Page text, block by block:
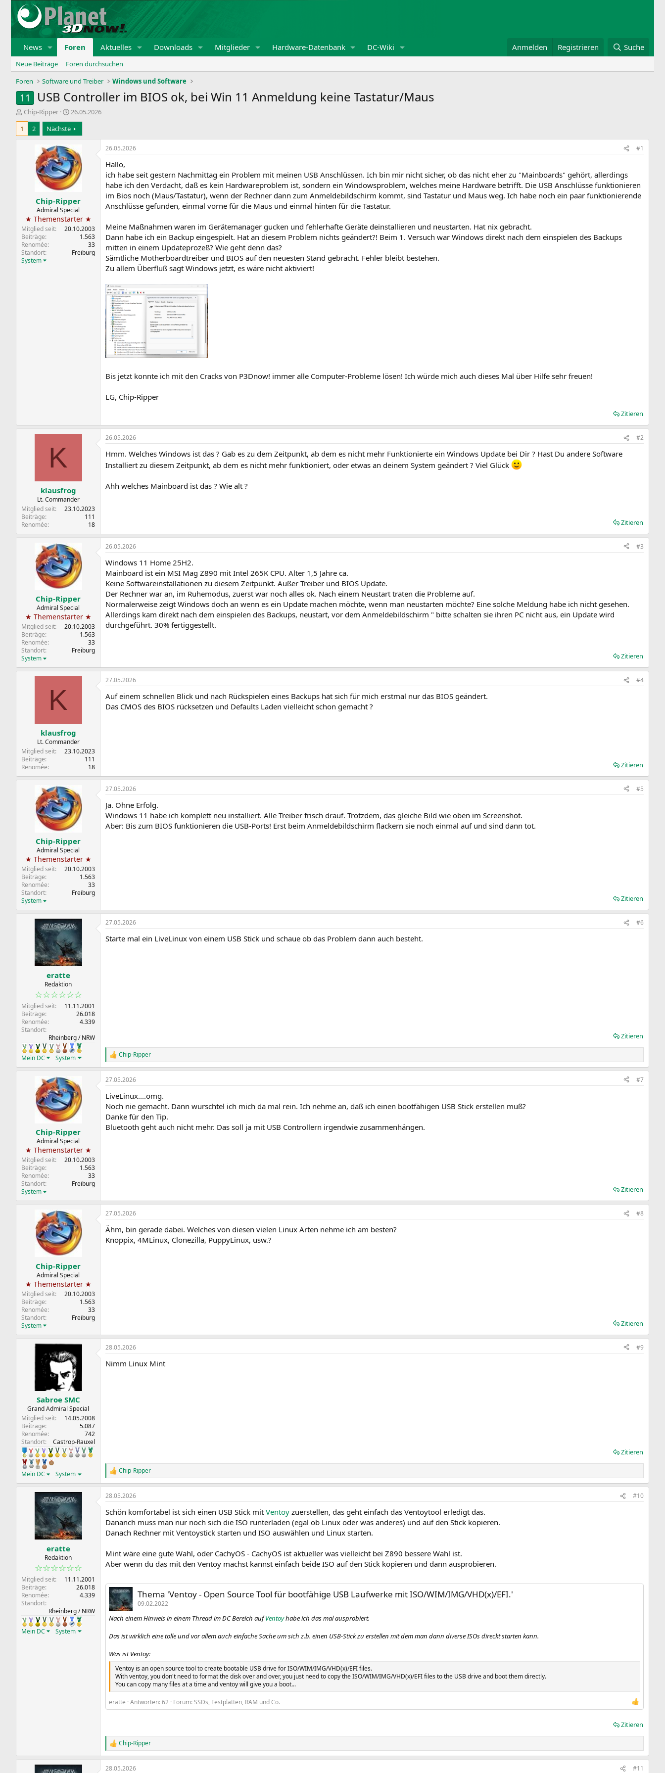
News Foren Aktuelles Downloads Mitglieder Hardware-Datenbank DC-Wiki Anmelden Registrieren Suche
Neue Beiträge
Foren durchsuchen
Foren
Software und Treiber Windows und Software
11 USB Controller im BIOS ok, bei Win 11 Anmeldung keine Tastatur/Maus
E
r
t
Chip-Ripper
E
r
s
t
e
l
l
t
a
26.05.2026
1
2 Nächste
Chip-Ripper
Admiral Special
★ Themenstarter ★
Mitglied seit
20.10.2003
Beiträge
1.563
Renomée
33
Standort
Freiburg
System
26.05.2026 #1
Hallo,
ich habe seit gestern Nachmittag ein Problem mit meinen USB Anschlüssen. Ich bin mir nicht sicher, ob das nicht eher zu "Mainboards" gehört, allerdings
habe ich den Verdacht, daß es kein Hardwareproblem ist, sondern ein Windowsproblem, welches meine Hardware betrifft. Die USB Anschlüsse funktionieren
im Bios noch (Maus/Tastatur), wenn der Rechner dann zum Anmeldebildschirm kommt, sind Tastatur und Maus weg. Ich habe noch ein paar funktionierende
Anschlüsse gefunden, einmal vorne für die Maus und einmal hinten für die Tastatur.
Meine Maßnahmen waren im Gerätemanager gucken und fehlerhafte Geräte deinstallieren und neustarten. Hat nix gebracht.
Dann habe ich ein Backup eingespielt. Hat an diesem Problem nichts geändert?! Beim 1. Versuch war Windows direkt nach dem einspielen des Backups
mitten in einem Updateprozeß? Wie geht denn das?
Sämtliche Motherboardtreiber und BIOS auf den neuesten Stand gebracht. Fehler bleibt bestehen.
Zu allem Überfluß sagt Windows jetzt, es wäre nicht aktiviert!
Bis jetzt konnte ich mit den Cracks von P3Dnow! immer alle Computer-Probleme lösen! Ich würde mich auch dieses Mal über Hilfe sehr freuen!
LG, Chip-Ripper
Zitieren
K
klausfrog
Lt. Commander
Mitglied seit
23.10.2023
Beiträge
111
Renomée
18
26.05.2026 #2
Hmm. Welches Windows ist das ? Gab es zu dem Zeitpunkt, ab dem es nicht mehr Funktionierte ein Windows Update bei Dir ? Hast Du andere Software
Installiert zu diesem Zeitpunkt, ab dem es nicht mehr funktioniert, oder etwas an deinem System geändert ? Viel Glück
Ahh welches Mainboard ist das ? Wie alt ?
Zitieren
Chip-Ripper
Admiral Special
★ Themenstarter ★
Mitglied seit
20.10.2003
Beiträge
1.563
Renomée
33
Standort
Freiburg
System
26.05.2026 #3
Windows 11 Home 25H2.
Mainboard ist ein MSI Mag Z890 mit Intel 265K CPU. Alter 1,5 Jahre ca.
Keine Softwareinstallationen zu diesem Zeitpunkt. Außer Treiber und BIOS Update.
Der Rechner war an, im Ruhemodus, zuerst war noch alles ok. Nach einem Neustart traten die Probleme auf.
Normalerweise zeigt Windows doch an wenn es ein Update machen möchte, wenn man neustarten möchte? Eine solche Meldung habe ich nicht gesehen.
Allerdings kam direkt nach dem einspielen des Backups, neustart, vor dem Anmeldebildschirm " bitte schalten sie ihren PC nicht aus, ein Update wird
durchgeführt. 30% fertiggestellt.
Zitieren
K
klausfrog
Lt. Commander
Mitglied seit
23.10.2023
Beiträge
111
Renomée
18
27.05.2026 #4
Auf einem schnellen Blick und nach Rückspielen eines Backups hat sich für mich erstmal nur das BIOS geändert.
Das CMOS des BIOS rücksetzen und Defaults Laden vielleicht schon gemacht ?
Zitieren
Chip-Ripper
Admiral Special
★ Themenstarter ★
Mitglied seit
20.10.2003
Beiträge
1.563
Renomée
33
Standort
Freiburg
System
27.05.2026 #5
Ja. Ohne Erfolg.
Windows 11 habe ich komplett neu installiert. Alle Treiber frisch drauf. Trotzdem, das gleiche Bild wie oben im Screenshot.
Aber: Bis zum BIOS funktionieren die USB-Ports! Erst beim Anmeldebildschirm flackern sie noch einmal auf und sind dann tot.
Zitieren
eratte
Redaktion
☆☆☆☆☆☆
Mitglied seit
11.11.2001
Beiträge
26.018
Renomée
4.339
Standort
Rheinberg / NRW
Mein DC System
27.05.2026 #6
Starte mal ein LiveLinux von einem USB Stick und schaue ob das Problem dann auch besteht.
Zitieren
R
e
a
k
i
o
n
e
n
Chip-Ripper
Chip-Ripper
Admiral Special
★ Themenstarter ★
Mitglied seit
20.10.2003
Beiträge
1.563
Renomée
33
Standort
Freiburg
System
27.05.2026 #7
LiveLinux....omg.
Noch nie gemacht. Dann wurschtel ich mich da mal rein. Ich nehme an, daß ich einen bootfähigen USB Stick erstellen muß?
Danke für den Tip.
Bluetooth geht auch nicht mehr. Das soll ja mit USB Controllern irgendwie zusammenhängen.
Zitieren
Chip-Ripper
Admiral Special
★ Themenstarter ★
Mitglied seit
20.10.2003
Beiträge
1.563
Renomée
33
Standort
Freiburg
System
27.05.2026 #8
Ähm, bin gerade dabei. Welches von diesen vielen Linux Arten nehme ich am besten?
Knoppix, 4MLinux, Clonezilla, PuppyLinux, usw.?
Zitieren
Sabroe SMC
Grand Admiral Special
Mitglied seit
14.05.2008
Beiträge
5.087
Renomée
742
Standort
Castrop-Rauxel
Mein DC System
28.05.2026 #9
Nimm Linux Mint
Zitieren
R
e
a
k
i
o
n
e
:
Chip-Ripper
eratte
Redaktion
☆☆☆☆☆☆
Mitglied seit
11.11.2001
Beiträge
26.018
Renomée
4.339
Standort
Rheinberg / NRW
Mein DC System
28.05.2026 #10
Schön komfortabel ist sich einen USB Stick mit Ventoy zuerstellen, das geht einfach das Ventoytool erledigt das.
Dananch muss man nur noch sich die ISO runterladen (egal ob Linux oder was anderes) und auf den Stick kopieren.
Danach Rechner mit Ventoystick starten und ISO auswählen und Linux starten.
Mint wäre eine gute Wahl, oder CachyOS - CachyOS ist aktueller was vielleicht bei Z890 bessere Wahl ist.
Aber wenn du das mit den Ventoy machst kannst einfach beide ISO auf den Stick kopieren und dann ausprobieren.
Thema 'Ventoy - Open Source Tool für bootfähige USB Laufwerke mit ISO/WIM/IMG/VHD(x)/EFI.'
09.02.2022
Nach einem Hinweis in einem Thread im DC Bereich aufVentoyhabe ich das mal ausprobiert.
Das ist wirklich eine tolle und vor allem auch einfache Sache um sich z.b. einen USB-Stick zu erstellen mit dem man dann diverse ISOs direckt starten kann.
Was ist Ventoy:
Ventoy is an open source tool to create bootable USB drive for ISO/WIM/IMG/VHD(x)/EFI files.
With ventoy, you don't need to format the disk over and over, you just need to copy the ISO/WIM/IMG/VHD(x)/EFI files to the USB drive and boot them directly.
You can copy many files at a time and ventoy will give you a boot...
eratte Antworten: 62 Forum:SSDs, Festplatten, RAM und Co.
Zitieren
R
e
a
k
Chip-Ripper
28.05.2026 #11